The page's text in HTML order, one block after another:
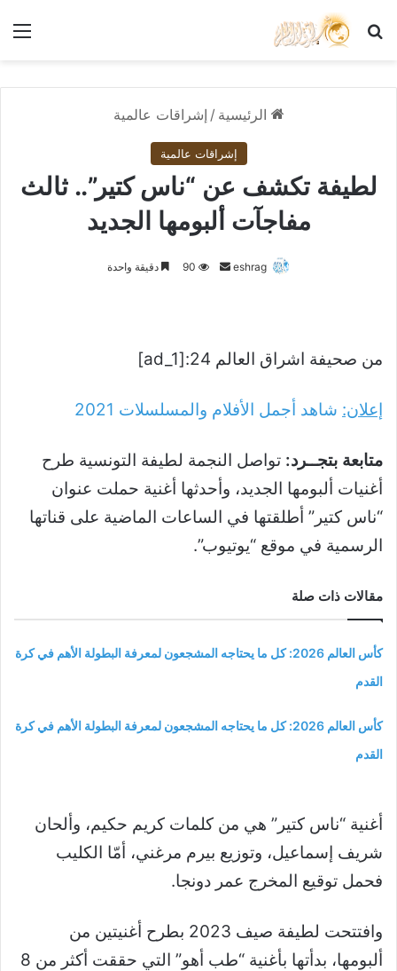
بحث عن
الرئيسية / إشراقات عالمية
إشراقات عالمية
لطيفة تكشف عن “ناس كتير”.. ثالث
مفاجآت ألبومها الجديد
eshrag
أرسل 90 دقيقة واحدة
من صحيفة اشراق العالم 24:[ad_1]
إعلان: شاهد أجمل الأفلام والمسلسلات 2021
متابعة بتجــرد: تواصل النجمة لطيفة التونسية طرح
أغنيات ألبومها الجديد، وأحدثها أغنية حملت عنوان
“ناس كتير” أطلقتها في الساعات الماضية على قناتها
الرسمية في موقع “يوتيوب”.
مقالات ذات صلة
كأس العالم 2026: كل ما يحتاجه المشجعون لمعرفة البطولة الأهم في كرة
القدم
كأس العالم 2026: كل ما يحتاجه المشجعون لمعرفة البطولة الأهم في كرة
القدم
أغنية “ناس كتير” هي من كلمات كريم حكيم، وألحان
شريف إسماعيل، وتوزيع بيرم مرغني، أمّا الكليب
فحمل توقيع المخرج عمر دونجا.
وافتتحت لطيفة صيف 2023 بطرح أغنيتين من
ألبومها، بدأتها بأغنية “طب أهو” التي حققت أكثر من 8